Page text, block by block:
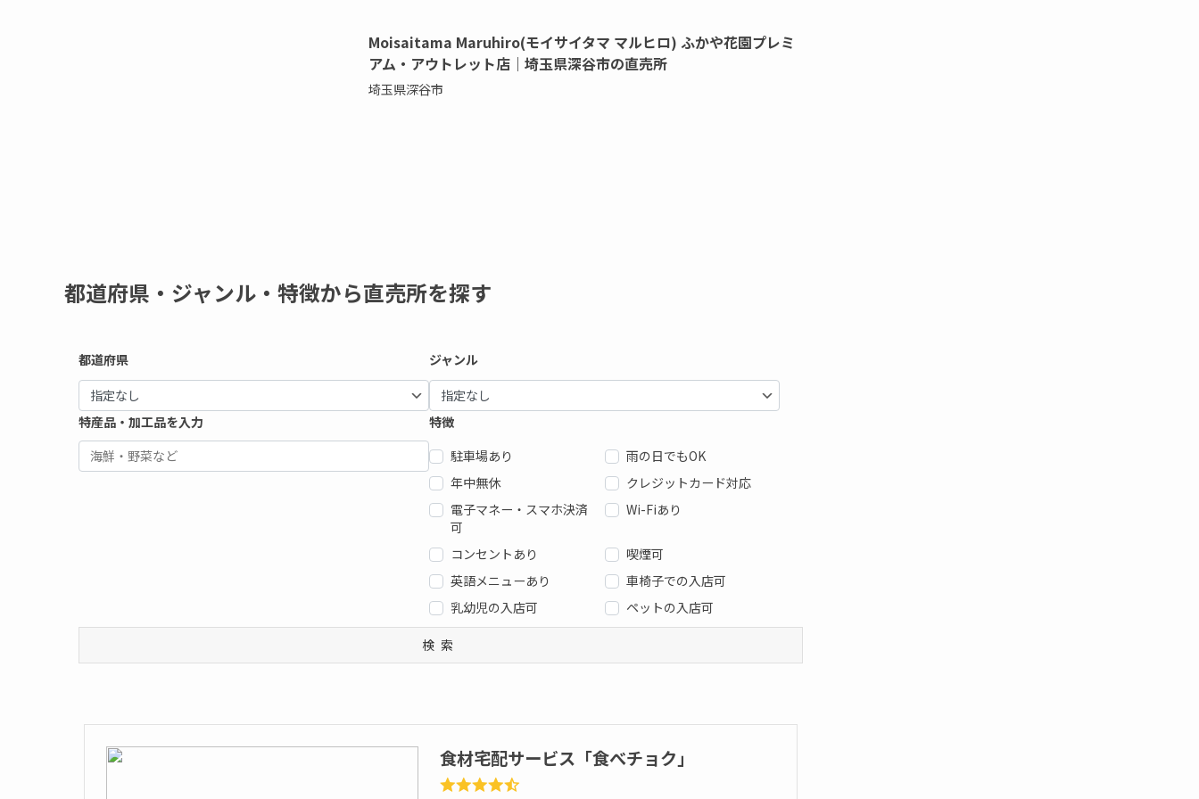
Moisaitama Maruhiro(モイサイタマ マルヒロ) ふかや花園プレミ
アム・アウトレット店｜埼玉県深谷市の直売所
埼玉県深谷市
都道府県・ジャンル・特徴から直売所を探す
都道府県 ジャンル
特産品・加工品を入力
特徴
駐車場あり
雨の日でもOK
年中無休
クレジットカード対応
電子マネー・スマホ決済
可
Wi-Fiあり
コンセントあり
喫煙可
英語メニューあり
車椅子での入店可
乳幼児の入店可
ペットの入店可
検索
食材宅配サービス「食べチョク」